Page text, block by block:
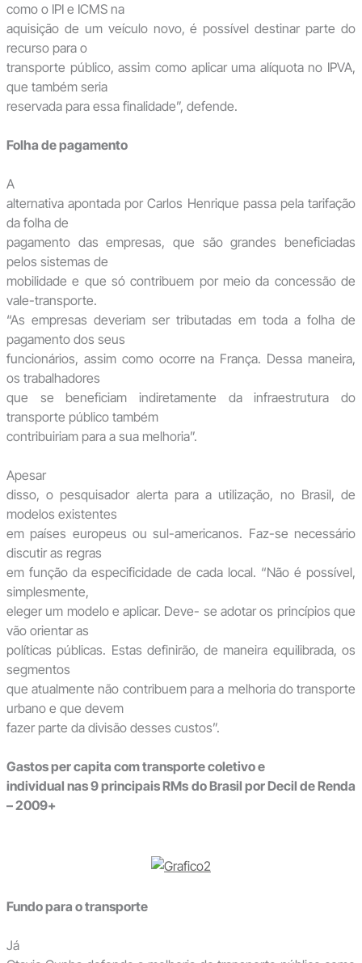
como o IPI e ICMS na
aquisição de um veículo novo, é possível destinar parte do
recurso para o
transporte público, assim como aplicar uma alíquota no IPVA,
que também seria
reservada para essa finalidade”, defende.
Folha de pagamento
A
alternativa apontada por Carlos Henrique passa pela tarifação
da folha de
pagamento das empresas, que são grandes beneficiadas
pelos sistemas de
mobilidade e que só contribuem por meio da concessão de
vale-transporte.
“As empresas deveriam ser tributadas em toda a folha de
pagamento dos seus
funcionários, assim como ocorre na França. Dessa maneira,
os trabalhadores
que se beneficiam indiretamente da infraestrutura do
transporte público também
contribuiriam para a sua melhoria”.
Apesar
disso, o pesquisador alerta para a utilização, no Brasil, de
modelos existentes
em países europeus ou sul-americanos. Faz-se necessário
discutir as regras
em função da especificidade de cada local. “Não é possível,
simplesmente,
eleger um modelo e aplicar. Deve- se adotar os princípios que
vão orientar as
políticas públicas. Estas definirão, de maneira equilibrada, os
segmentos
que atualmente não contribuem para a melhoria do transporte
urbano e que devem
fazer parte da divisão desses custos”.
Gastos per capita com transporte coletivo e
individual nas 9 principais RMs do Brasil por Decil de Renda
– 2009+
Fundo para o transporte
Já